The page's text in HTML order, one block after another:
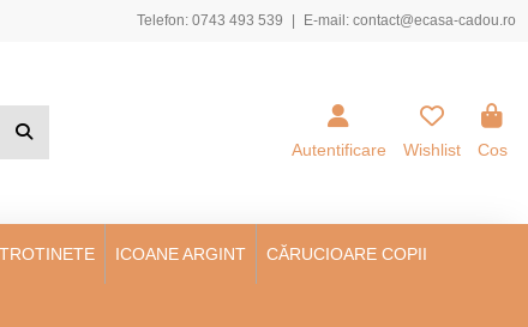
Telefon: 0743 493 539 E-mail: contact@ecasa-cadou.ro
Autentificare Wishlist Cos
ICOANE ARGINT CĂRUCIOARE COPII